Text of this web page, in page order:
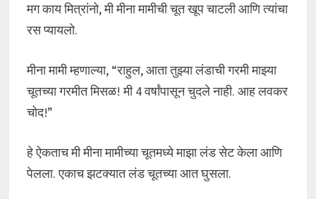
मग काय मित्रांनो, मी मीना मामीची चूत खूप चाटली आणि त्यांचा
रस प्यायलो.
मीना मामी म्हणाल्या, “राहुल, आता तुझ्या लंडाची गरमी माझ्या
चूतच्या गरमीत मिसळ! मी 4 वर्षांपासून चुदले नाही. आह लवकर
चोद!”
हे ऐकताच मी मीना मामीच्या चूतमध्ये माझा लंड सेट केला आणि
पेलला. एकाच झटक्यात लंड चूतच्या आत घुसला.